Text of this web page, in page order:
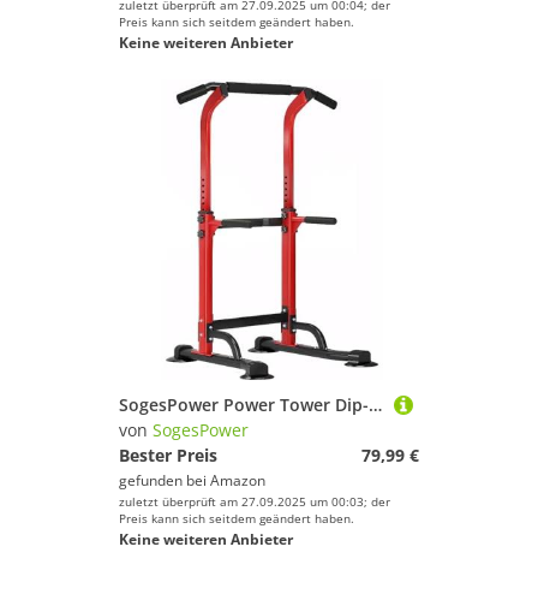
zuletzt überprüft am 27.09.2025 um 00:04; der
Preis kann sich seitdem geändert haben.
Keine weiteren Anbieter
SogesPower Power Tower Dip-Station Klimmzugstange für Zuhause, Fitnessstudio, verstellbare Höhe, Krafttraining, Workout-Ausrüstung, rot
von SogesPower
Bester Preis
79,99 €
gefunden bei Amazon
zuletzt überprüft am 27.09.2025 um 00:03; der
Preis kann sich seitdem geändert haben.
Keine weiteren Anbieter